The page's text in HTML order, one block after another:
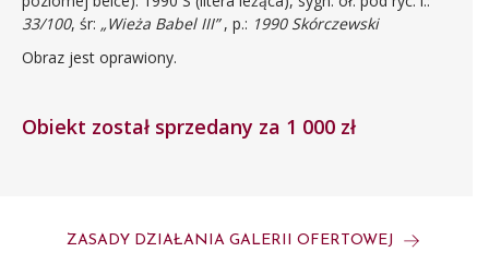
33/100, śr: „Wieża Babel III”, p.: 1990 Skórczewski
Obraz jest oprawiony.
Obiekt został sprzedany za 1 000 zł
ZASADY DZIAŁANIA GALERII OFERTOWEJ